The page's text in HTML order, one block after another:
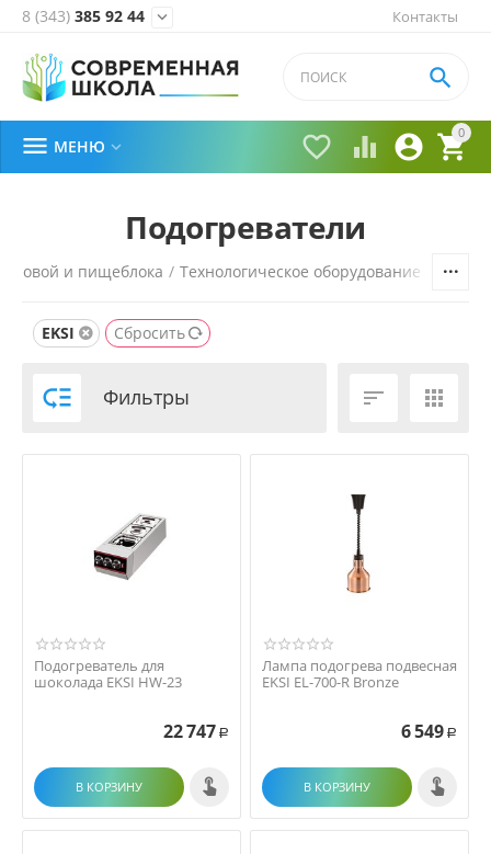
Контакты
8 (343) 385 92 44 
0


 

 МЕНЮ 
Подогреватели
и пищеблока / Технологическое оборудование
EKSI Сбросить
 Фильтры  
Подогреватель для
шоколада EKSI HW-23
22 747 Р
В КОРЗИНУ
Лампа подогрева подвесная
EKSI EL-700-R Bronze
6 549 Р
В КОРЗИНУ